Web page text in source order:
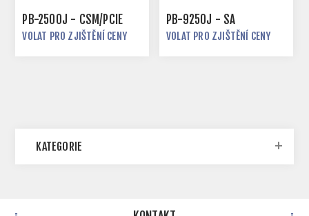
PB-2500J - CSM/PCIE
VOLAT PRO ZJIŠTĚNÍ CENY
PB-9250J - SA
VOLAT PRO ZJIŠTĚNÍ CENY
KATEGORIE